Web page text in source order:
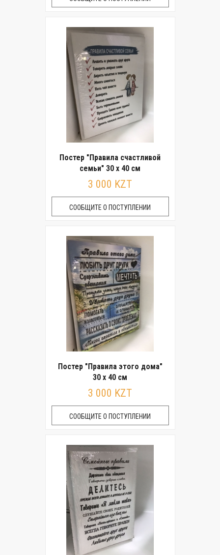
Постер "Правила счастливой
семьи" 30 x 40 см
3 000 KZT
СООБЩИТЕ О ПОСТУПЛЕНИИ
Постер "Правила этого дома"
30 x 40 см
3 000 KZT
СООБЩИТЕ О ПОСТУПЛЕНИИ